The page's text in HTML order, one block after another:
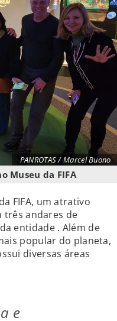
PANROTAS / Marcel Buono
Museu da FIFA
FIFA, um atrativo
três andares de
entidade . Além de
popular do planeta,
diversas áreas
e